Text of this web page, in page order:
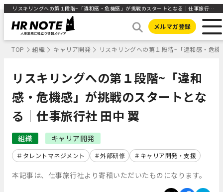
リスキリングへの第１段階~「違和感・危機感」が挑戦のスタートとなる｜仕事旅行社 田中 翼 ｜HR NOTE
メルマガ登録
TOP 組織 キャリア開発 リスキリングへの第１段階~「違和感・危
リスキリングへの第１段階~「違和
感・危機感」が挑戦のスタートとな
る｜仕事旅行社 田中 翼
組織 キャリア開発
タレントマネジメント 外部研修 キャリア開発・支援
本記事は、仕事旅行社より寄稿いただいたものになります。